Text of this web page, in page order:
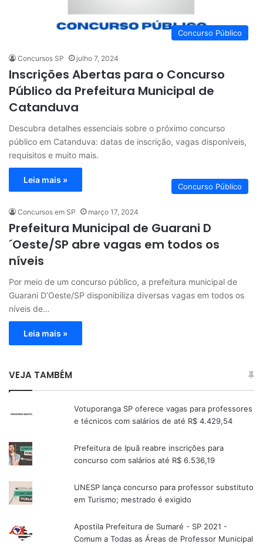
Concurso Público
Concursos SP julho 7, 2024
Inscrições Abertas para o Concurso
Público da Prefeitura Municipal de
Catanduva
Descubra detalhes essenciais sobre o próximo concurso
público em Catanduva: datas de inscrição, vagas disponíveis,
requisitos e muito mais.
Leia mais »
Concurso Público
Concursos em SP março 17, 2024
Prefeitura Municipal de Guarani D
´Oeste/SP abre vagas em todos os
níveis
Por meio de um concurso público, a prefeitura municipal de
Guarani D’Oeste/SP disponibiliza diversas vagas em todos os
níveis de…
Leia mais »
VEJA TAMBÉM
Votuporanga SP oferece vagas para professores
e técnicos com salários de até R$ 4.429,54
Prefeitura de Ipuã reabre inscrições para
concurso com salários até R$ 6.536,19
UNESP lança concurso para professor substituto
em Turismo; mestrado é exigido
Apostila Prefeitura de Sumaré - SP 2021 -
Comum a Todas as Áreas de Professor Municipal